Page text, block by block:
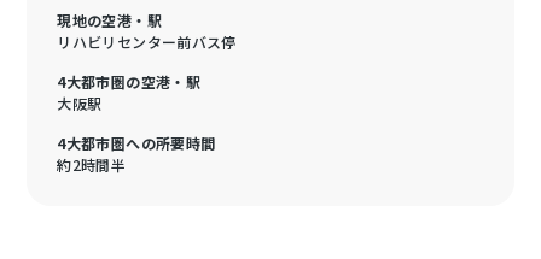
現地の空港・駅
リハビリセンター前バス停
4大都市圏の空港・駅
大阪駅
4大都市圏への所要時間
約2時間半